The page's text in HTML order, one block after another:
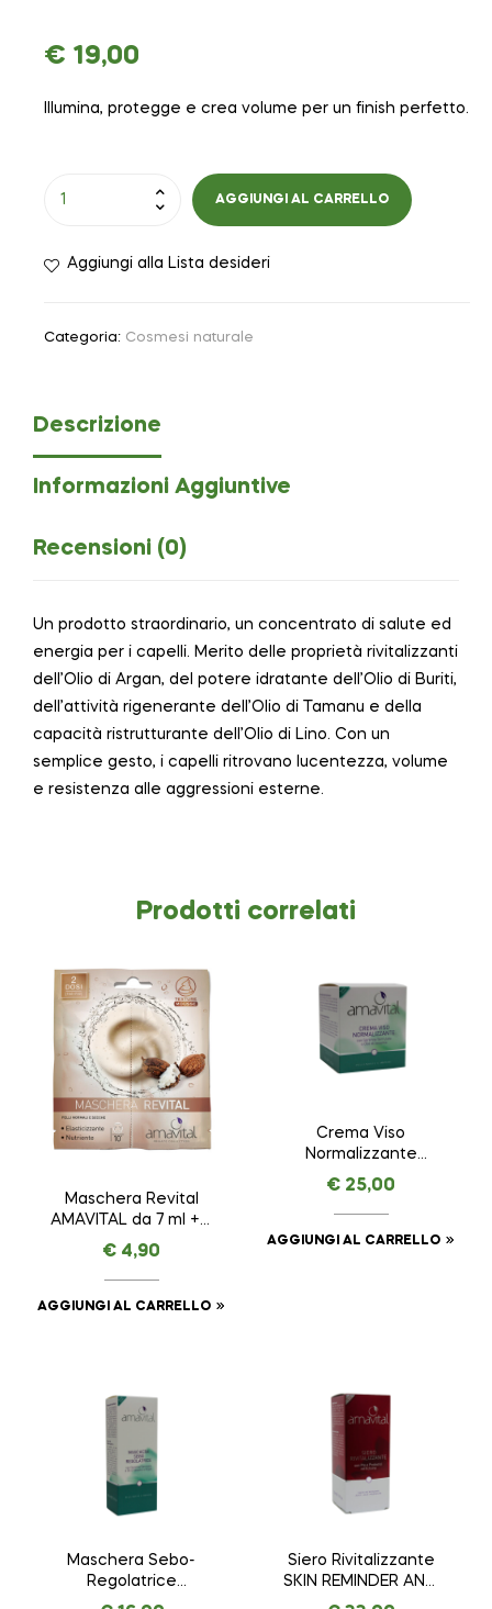
€ 19,00
Illumina, protegge e crea volume per un finish perfetto.
AGGIUNGI AL CARRELLO
Aggiungi alla Lista desideri
Categoria: Cosmesi naturale
Descrizione
Informazioni Aggiuntive
Recensioni (0)
Un prodotto straordinario, un concentrato di salute ed
energia per i capelli. Merito delle proprietà rivitalizzanti
dell’Olio di Argan, del potere idratante dell’Olio di Buriti,
dell’attività rigenerante dell’Olio di Tamanu e della
capacità ristrutturante dell’Olio di Lino. Con un
semplice gesto, i capelli ritrovano lucentezza, volume
e resistenza alle aggressioni esterne.
Prodotti correlati
Maschera Revital
AMAVITAL da 7 ml + 7
ml
€ 4,90
AGGIUNGI AL CARRELLO
Crema Viso
Normalizzante
AMAVITAL da 50 ml
€ 25,00
AGGIUNGI AL CARRELLO
Maschera Sebo-
Regolatrice
AMAVITAL da 100 ml
Siero Rivitalizzante
SKIN REMINDER ANTI
AGE PREMIUM –